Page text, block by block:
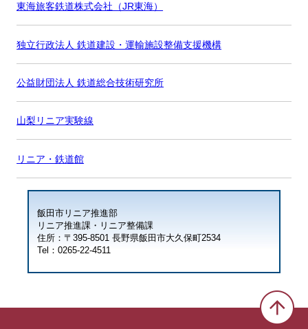
東海旅客鉄道株式会社（JR東海）
独立行政法人 鉄道建設・運輸施設整備支援機構
公益財団法人 鉄道総合技術研究所
山梨リニア実験線
リニア・鉄道館
飯田市リニア推進部
リニア推進課・リニア整備課
住所：〒395-8501 長野県飯田市大久保町2534
Tel：0265-22-4511